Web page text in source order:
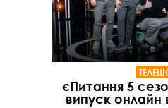
єПитання 5
випуск онлайн